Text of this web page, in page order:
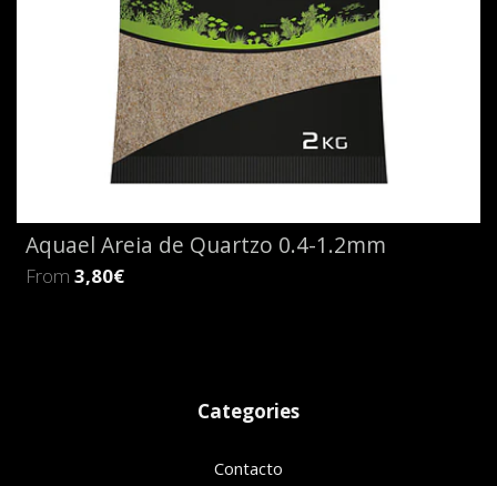
Aquael Areia de Quartzo 0.4-1.2mm
From 3,80€
Categories
Contacto